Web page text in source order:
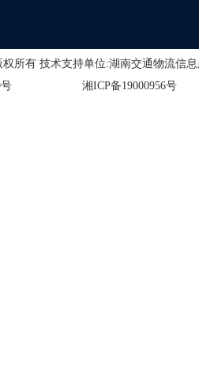
所有 技术支持单位:湖南交通物流信
湘ICP备19000956号